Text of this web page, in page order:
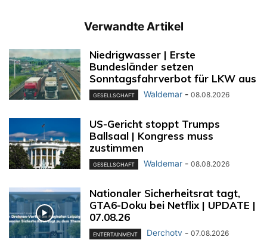
Verwandte Artikel
Niedrigwasser | Erste
Bundesländer setzen
Sonntagsfahrverbot für LKW aus
GESELLSCHAFT Waldemar - 08.08.2026
US-Gericht stoppt Trumps
Ballsaal | Kongress muss
zustimmen
GESELLSCHAFT Waldemar - 08.08.2026
Nationaler Sicherheitsrat tagt,
GTA6-Doku bei Netflix | UPDATE |
07.08.26
ENTERTAINMENT Derchotv - 07.08.2026